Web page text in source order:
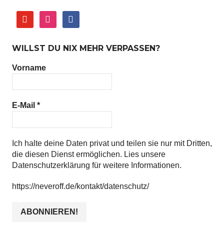
youtube instagramfacebook
WILLST DU NIX MEHR VERPASSEN?
Vorname
E-Mail *
Ich halte deine Daten privat und teilen sie nur mit Dritten,
die diesen Dienst ermöglichen. Lies unsere
Datenschutzerklärung für weitere Informationen.
https://neveroff.de/kontakt/datenschutz/